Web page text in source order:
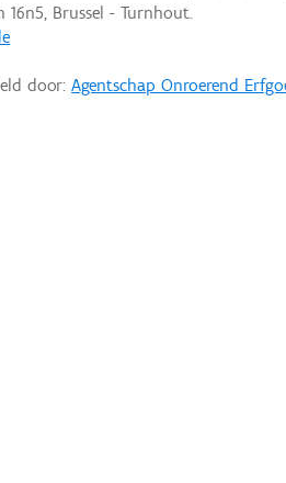
Brussel - Turnhout.
door:Agentschap Onroerend